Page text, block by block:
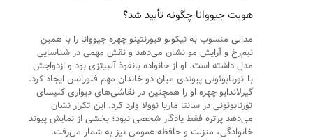
هویت جیووانا چگونه تأیید شد؟
مدالی منسوب به نیکولو فیورنتینو چهره جیووانا را با همین
نیم‌رخ و آرایش مو نشان می‌دهد و نقش مهمی در شناسایی
مدل داشته است. او از خانواده بانفوذ آلبیتزی بود و ازدواجش
با تورنابوئونی پیوندی میان دو خاندان مهم فلورانس ایجاد کرد.
گیرلاندایو چهره او را همچنین در نقاشی‌های دیواری کلیسای
تورنابوئونی در سانتا ماریا نوولا وارد کرد. این تکرار نشان
می‌دهد پرتره فقط یادگار شخصی نبود؛ بخشی از نمایش پیوند
خانوادگی، منزلت و حافظه عمومی نیز به شمار می‌رفت.